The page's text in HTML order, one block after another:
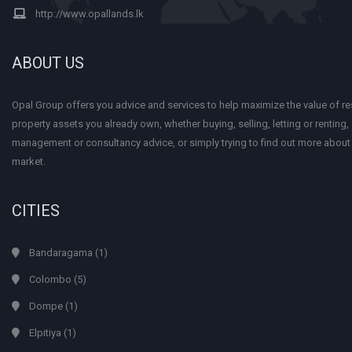
http://www.opallands.lk
ABOUT US
Opal Group offers you advice and services to help maximize the value of
property assets you already own, whether buying, selling, letting or
management or consultancy advice, or simply trying to find out more
market.
CITIES
Bandaragama (1)
Colombo (5)
Dompe (1)
Elpitiya (1)